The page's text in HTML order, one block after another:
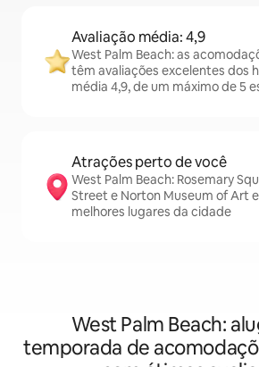
Avaliação média: 4,9
West Palm Beach: as
têm avaliações excelentes dos
média 4,9, de um máximo de 5
Atrações perto de você
West Palm Beach: Rosemary
Street e Norton Museum of Art
melhores lugares da cidade
West Palm Beach:
temporada de